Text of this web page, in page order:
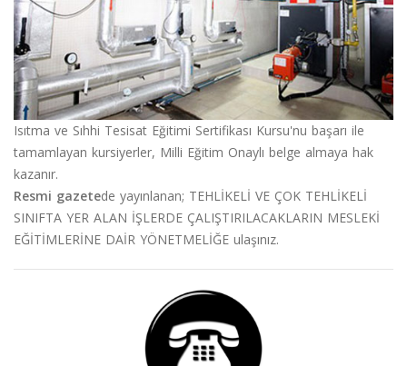
Isıtma ve Sıhhi Tesisat Eğitimi Sertifikası Kursu'nu başarı ile
tamamlayan kursiyerler, Milli Eğitim Onaylı belge almaya hak
kazanır.
Resmi gazetede yayınlanan; TEHLİKELİ VE ÇOK TEHLİKELİ
SINIFTA YER ALAN İŞLERDE ÇALIŞTIRILACAKLARIN MESLEKİ
EĞİTİMLERİNE DAİR YÖNETMELİĞE ulaşınız.